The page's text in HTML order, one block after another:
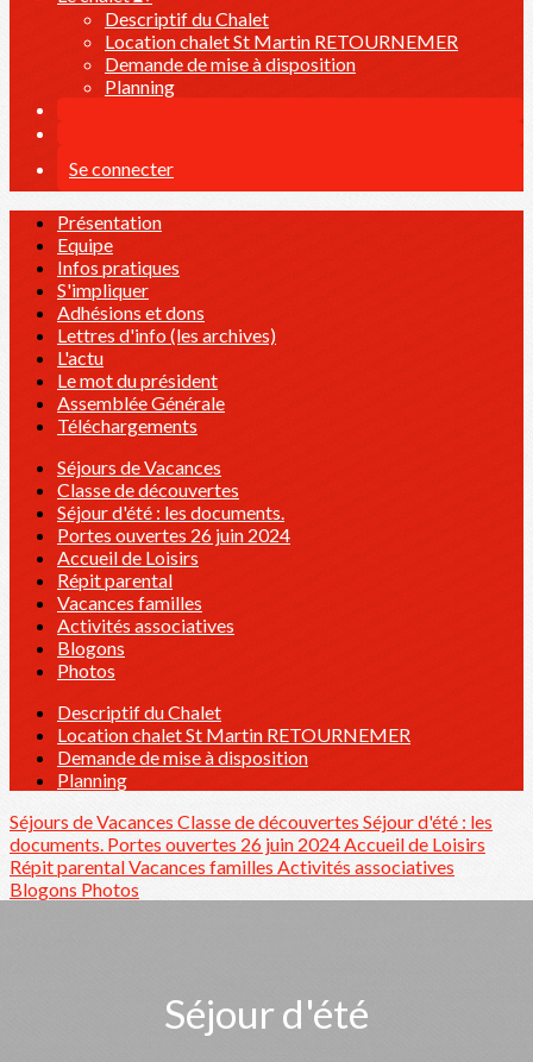
Descriptif du Chalet
Location chalet St Martin RETOURNEMER
Demande de mise à disposition
Planning
Se connecter
Présentation
Equipe
Infos pratiques
S'impliquer
Adhésions et dons
Lettres d'info (les archives)
L'actu
Le mot du président
Assemblée Générale
Téléchargements
Séjours de Vacances
Classe de découvertes
Séjour d'été : les documents.
Portes ouvertes 26 juin 2024
Accueil de Loisirs
Répit parental
Vacances familles
Activités associatives
Blogons
Photos
Descriptif du Chalet
Location chalet St Martin RETOURNEMER
Demande de mise à disposition
Planning
Séjours de Vacances Classe de découvertes Séjour d'été : les
documents. Portes ouvertes 26 juin 2024Accueil de Loisirs
Répit parentalVacances familles Activités associatives
Blogons Photos
Séjour d'été